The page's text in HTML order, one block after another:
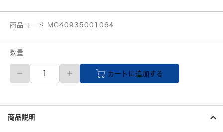
商品コード MG40935001064
数量
【メ
カ
直
送
品】
カートに追加する
商品説明